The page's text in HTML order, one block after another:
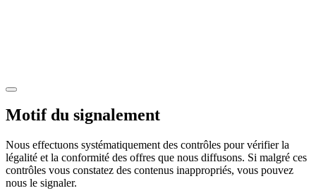
Motif du signalement
Nous effectuons systématiquement des contrôles pour vérifier la
légalité et la conformité des offres que nous diffusons. Si malgré ces
contrôles vous constatez des contenus inappropriés, vous pouvez
nous le signaler.